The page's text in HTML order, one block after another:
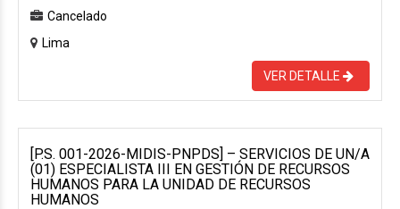
Cancelado
Lima
VER DETALLE
[P.S. 001-2026-MIDIS-PNPDS] – SERVICIOS DE UN/A
(01) ESPECIALISTA III EN GESTIÓN DE RECURSOS
HUMANOS PARA LA UNIDAD DE RECURSOS
HUMANOS